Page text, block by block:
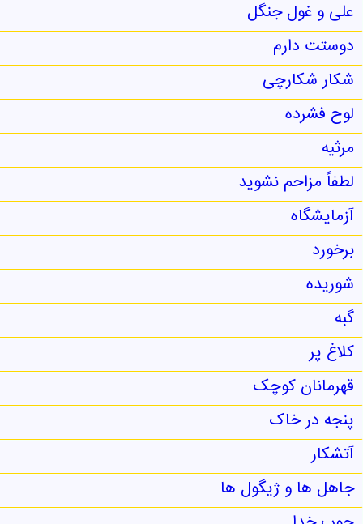
علی و غول جنگل
دوستت دارم
شکار شکارچی
لوح فشرده
مرثیه
لطفاً مزاحم نشوید
آزمایشگاه
برخورد
شوریده
گبه
کلاغ پر
قهرمانان کوچک
پنجه در خاک
آتشکار
جاهل ها و ژیگول ها